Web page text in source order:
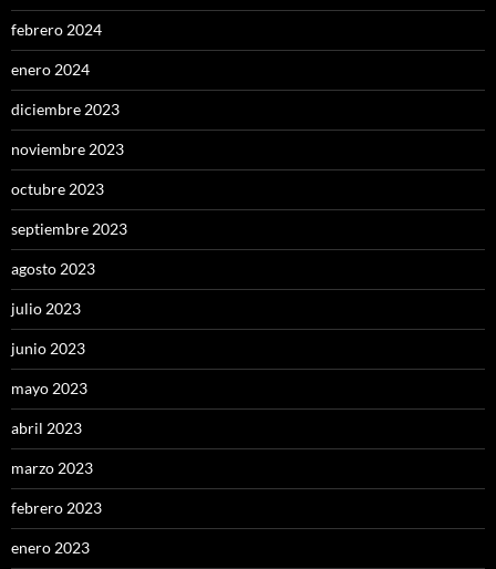
febrero 2024
enero 2024
diciembre 2023
noviembre 2023
octubre 2023
septiembre 2023
agosto 2023
julio 2023
junio 2023
mayo 2023
abril 2023
marzo 2023
febrero 2023
enero 2023